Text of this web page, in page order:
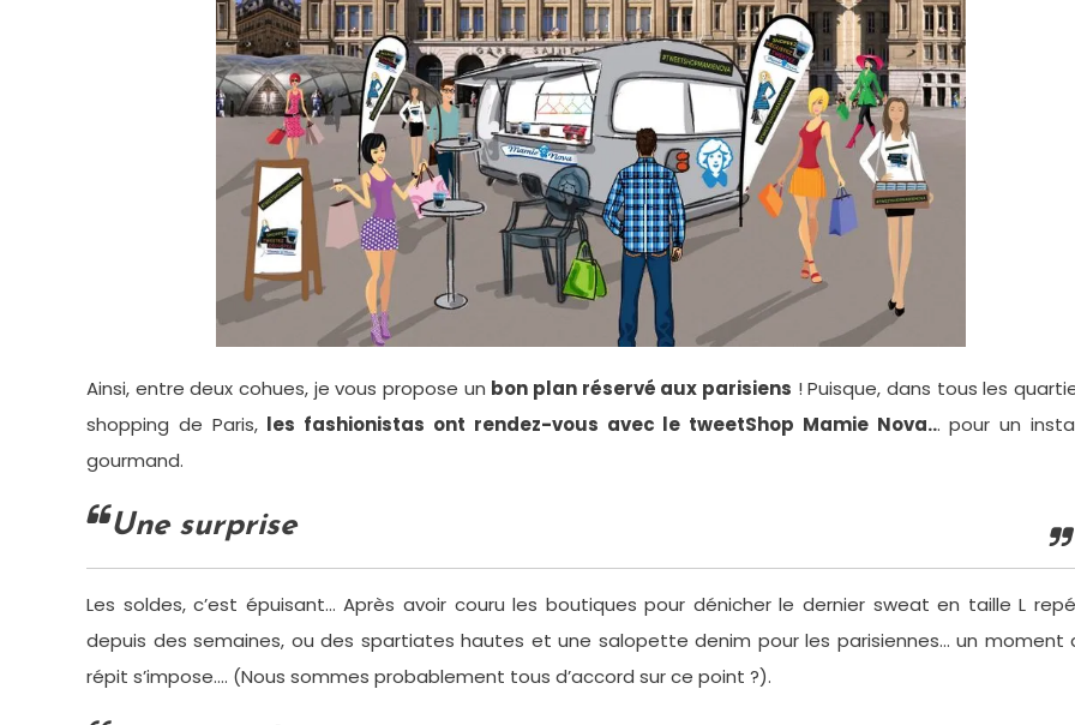
Ainsi, entre deux cohues, je vous propose un bon plan réservé aux parisiens ! Puisque, dans tous les
shopping de Paris, les fashionistas ont rendez-vous avec le tweetShop Mamie Nova... pour un
gourmand.
Une surprise
Les soldes, c’est épuisant… Après avoir couru les boutiques pour dénicher le dernier sweat en taille L
depuis des semaines, ou des spartiates hautes et une salopette denim pour les parisiennes… un moment
répit s’impose…. (Nous sommes probablement tous d’accord sur ce point ?).